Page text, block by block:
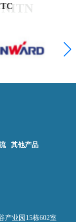
其他产品
产业园15栋602室